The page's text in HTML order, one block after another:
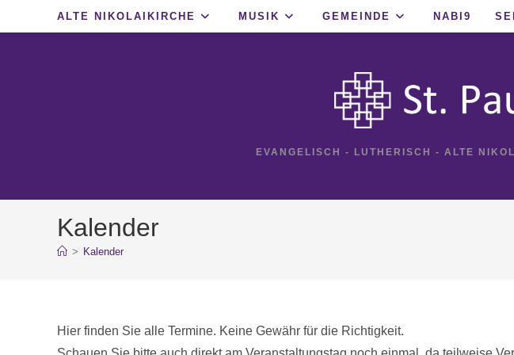
ALTE NIKOLAIKIRCHE MUSIK GEMEINDE NABI9
EVANGELISCH - LUTHERISCH - ALTE
Kalender
> Kalender
Hier finden Sie alle Termine. Keine Gewähr für die Richtigkeit.